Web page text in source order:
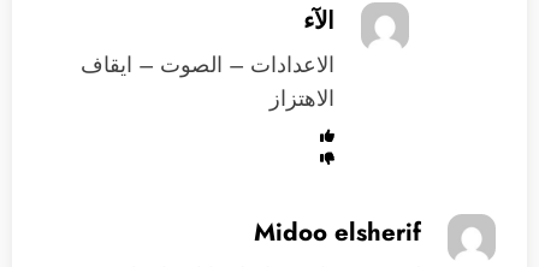
الآء
الاعدادات – الصوت – ايقاف
الاهتزاز
Midoo elsherif